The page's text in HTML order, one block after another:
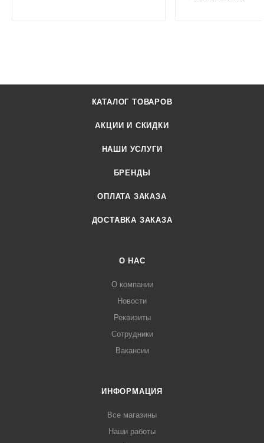
КАТАЛОГ ТОВАРОВ
АКЦИИ И СКИДКИ
НАШИ УСЛУГИ
БРЕНДЫ
ОПЛАТА ЗАКАЗА
ДОСТАВКА ЗАКАЗА
О НАС
О компании
Новости
Реквизиты
Сотрудники
Вакансии
ИНФОРМАЦИЯ
Все магазины
Наши работы